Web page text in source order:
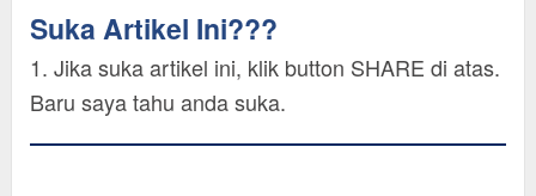
Suka Artikel Ini???
1. Jika suka artikel ini, klik button SHARE di atas.
Baru saya tahu anda suka.